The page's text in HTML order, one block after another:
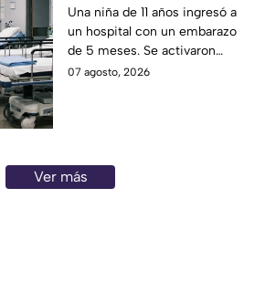
años embarazada; esto
ocurrió
Una niña de 11 años ingresó a
un hospital con un embarazo
de 5 meses. Se activaron
protocolos de salud y las
07 agosto, 2026
Ver más